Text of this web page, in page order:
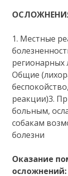
1. Местные
регионарных
Общие
реакции)3.
больным,
собакам
болезни
Оказание
осложнений: